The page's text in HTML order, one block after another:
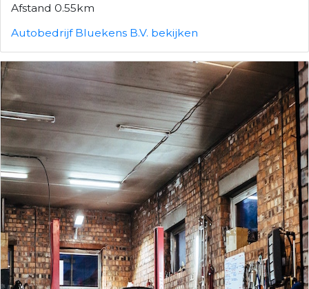
Afstand 0.55km
Autobedrijf Bluekens B.V. bekijken